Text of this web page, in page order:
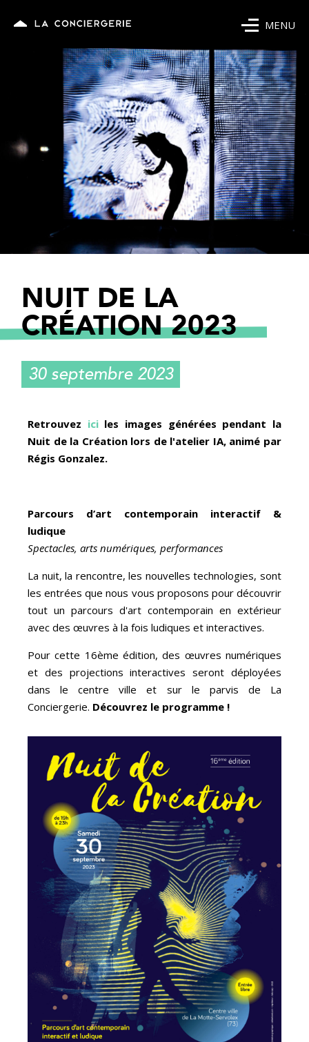
MENU
NUIT DE LA
CRÉATION 2023
30 septembre 2023
Retrouvez iciles images générées pendant la
Nuit de la Création lors de l'atelier IA, animé par
Régis Gonzalez.
Parcours d’art contemporain interactif &
ludique
Spectacles, arts numériques, performances
La nuit, la rencontre, les nouvelles technologies, sont
les entrées que nous vous proposons pour découvrir
tout un parcours d'art contemporain en extérieur
avec des œuvres à la fois ludiques et interactives.
Pour cette 16ème édition, des œuvres numériques
et des projections interactives seront déployées
dans le centre ville et sur le parvis de La
Conciergerie. Découvrez le programme !